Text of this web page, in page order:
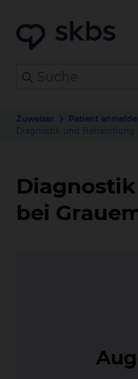
Zuweiser Patient
Diagnostik und Behandlung
bei